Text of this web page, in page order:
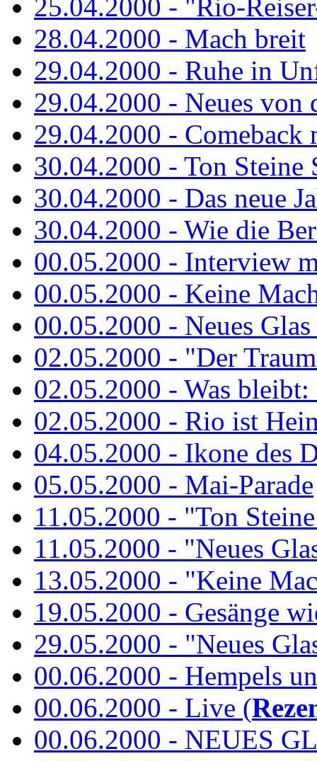
25.04.2000 - "Rio-
28.04.2000 - Mach breit
29.04.2000 - Ruhe in
29.04.2000 - Neues von
29.04.2000 - Comeback
30.04.2000 - Ton Steine
30.04.2000 - Das neue
30.04.2000 - Wie die
00.05.2000 - Interview
00.05.2000 - Keine
00.05.2000 - Neues Glas
02.05.2000 - "Der
02.05.2000 - Was bleibt:
02.05.2000 - Rio ist
04.05.2000 - Ikone des
05.05.2000 - Mai-Parade
11.05.2000 - "Ton
11.05.2000 - "Neues
13.05.2000 - "Keine
19.05.2000 - Gesänge
29.05.2000 - "Neues
00.06.2000 - Hempels
00.06.2000 - Live (
00.06.2000 - NEUES